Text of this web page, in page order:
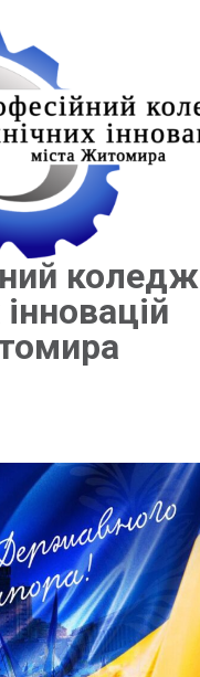
коледж